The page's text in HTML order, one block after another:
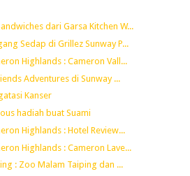
dari Garsa Kitchen W...
Sedap di Grillez Sunway P...
Highlands : Cameron Vall...
Adventures di Sunway ...
Kanser
hadiah buat Suami
Highlands : Hotel Review...
Highlands : Cameron Lave...
: Zoo Malam Taiping dan ...